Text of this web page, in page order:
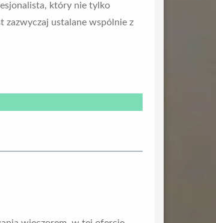
który nie tylko
zazwyczaj ustalane wspólnie z